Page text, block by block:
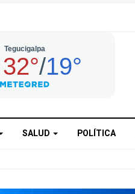
SALUD POLÍTICA